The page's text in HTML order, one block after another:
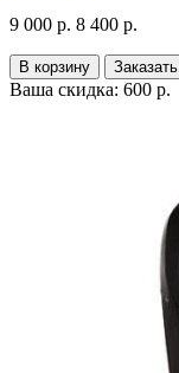
9 000 р. 8 400 р.
В корзину Заказать
Ваша скидка: 600 р.